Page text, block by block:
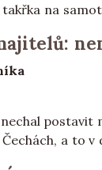
na
postavit
a to v